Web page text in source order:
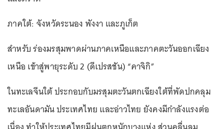
ภาคใต้: จังหวัดระนอง พังงา และภูเก็ต
สำหรับ ร่องมรสุมพาดผ่านภาคเหนือและภาคตะวันออกเฉียง
เหนือ เข้าสู่พายุระดับ 2 (ดีเปรสชัน) “คาจิกิ”
ในทะเลจีนใต้ ประกอบกับมรสุมตะวันตกเฉียงใต้ที่พัดปกคลุม
ทะเลอันดามัน ประเทศไทย และอ่าวไทย ยังคงมีกำลังแรงต่อ